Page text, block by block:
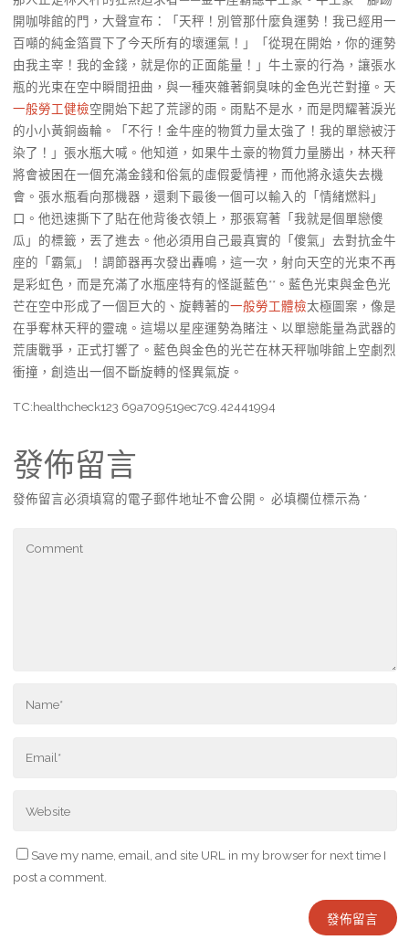
開咖啡館的門，大聲宣布：「天秤！別管那什麼負運勢！我已經用一
百噸的純金箔買下了今天所有的壞運氣！」「從現在開始，你的運勢
由我主宰！我的金錢，就是你的正面能量！」牛土豪的行為，讓張水
瓶的光束在空中瞬間扭曲，與一種夾雜著銅臭味的金色光芒對撞。天
一般勞工健檢空開始下起了荒謬的雨。雨點不是水，而是閃耀著淚光
的小小黃銅齒輪。「不行！金牛座的物質力量太強了！我的單戀被汙
染了！」張水瓶大喊。他知道，如果牛土豪的物質力量勝出，林天秤
將會被困在一個充滿金錢和俗氣的虛假愛情裡，而他將永遠失去機
會。張水瓶看向那機器，還剩下最後一個可以輸入的「情緒燃料」
口。他迅速撕下了貼在他背後衣領上，那張寫著「我就是個單戀傻
瓜」的標籤，丟了進去。他必須用自己最真實的「傻氣」去對抗金牛
座的「霸氣」！調節器再次發出轟鳴，這一次，射向天空的光束不再
是彩虹色，而是充滿了水瓶座特有的怪誕藍色**。藍色光束與金色光
芒在空中形成了一個巨大的、旋轉著的一般勞工體檢太極圖案，像是
在爭奪林天秤的靈魂。這場以星座運勢為賭注、以單戀能量為武器的
荒唐戰爭，正式打響了。藍色與金色的光芒在林天秤咖啡館上空劇烈
衝撞，創造出一個不斷旋轉的怪異氣旋。
TC:healthcheck123 69a709519ec7c9.42441994
發佈留言
發佈留言必須填寫的電子郵件地址不會公開。 必填欄位標示為 *
Save my name, email, and site URL in my browser for next time I
post a comment.